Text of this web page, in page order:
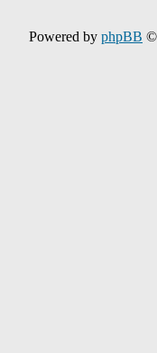
Powered by phpBB ©